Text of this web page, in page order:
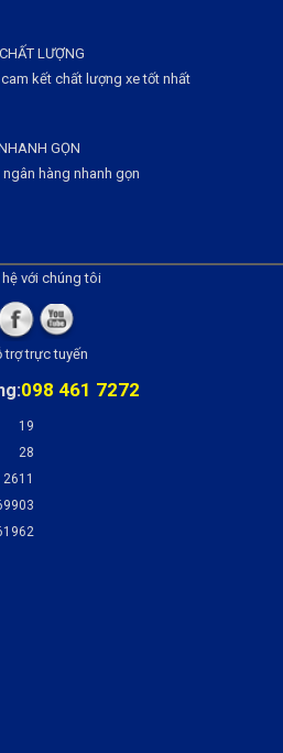
LƯỢNG
kết chất lượng xe tốt nhất
GỌN
ngân hàng nhanh gọn
với chúng tôi
trợ trực tuyến
098 461 7272
19
28
2611